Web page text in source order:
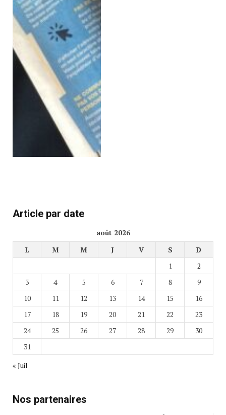
Article par date
août 2026
L
M M J V S
D
1
2
3
4 5 6 7 8
9
10
11 12 13 14 15
16
17
18 19 20 21 22
23
24
25 26 27 28 29
30
31
« Juil
Nos partenaires